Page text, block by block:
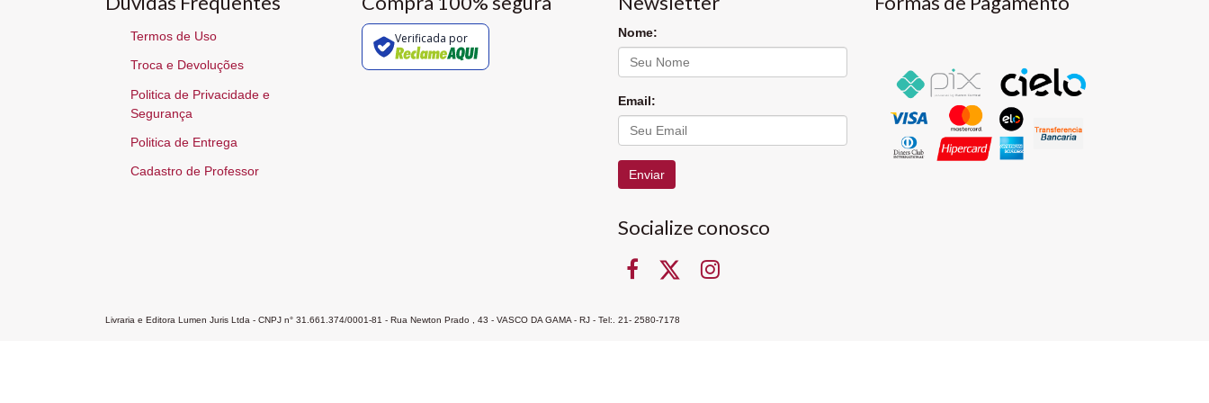
Termos de Uso
Troca e Devoluções
Politica de Privacidade e
Segurança
Politica de Entrega
Cadastro de Professor
Verificada por Nome:
Email:
Enviar
Socialize conosco
Livraria e Editora Lumen Juris Ltda - CNPJ n° 31.661.374/0001-81 - Rua Newton Prado , 43 - VASCO DA GAMA - RJ - Tel:. 21- 2580-7178